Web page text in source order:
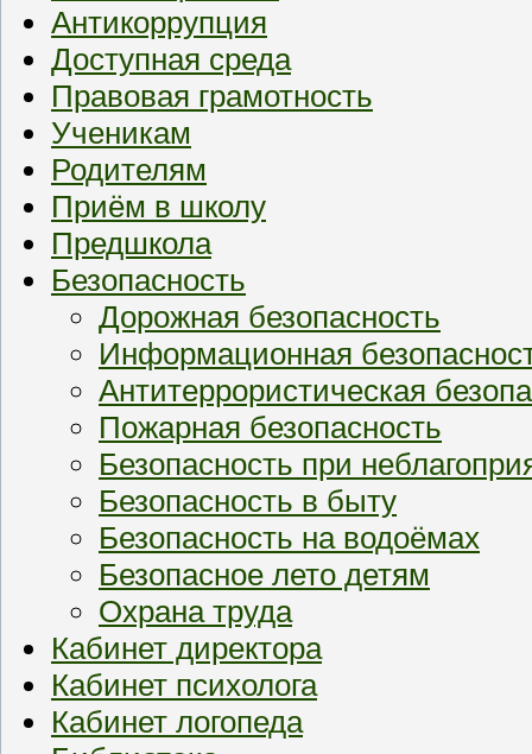
Антикоррупция
Доступная среда
Правовая грамотность
Ученикам
Родителям
Приём в школу
Предшкола
Безопасность
Дорожная безопасность
Информационная
Антитеррористическая
Пожарная безопасность
Безопасность при
Безопасность в быту
Безопасность на водоёмах
Безопасное лето детям
Охрана труда
Кабинет директора
Кабинет психолога
Кабинет логопеда